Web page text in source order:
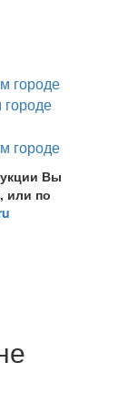
Вы
или по